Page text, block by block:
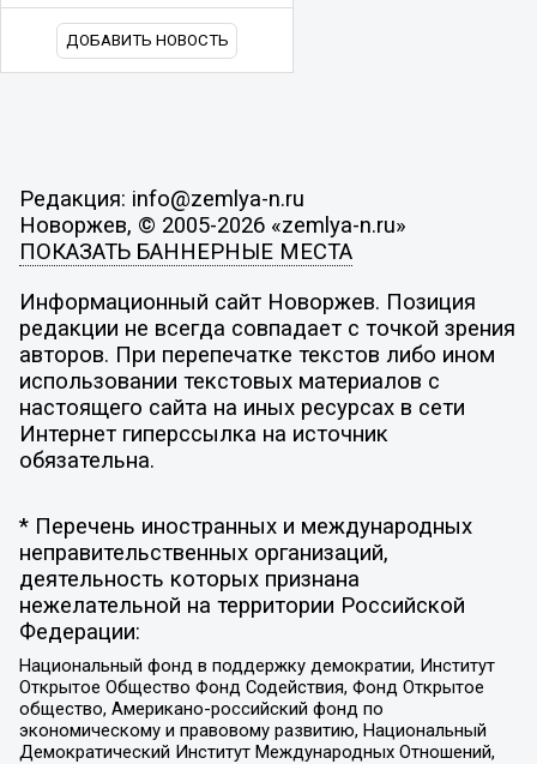
ДОБАВИТЬ НОВОСТЬ
Редакция: info@zemlya-n.ru
Новоржев, © 2005-2026 «zemlya-n.ru»
ПОКАЗАТЬ БАННЕРНЫЕ МЕСТА
Информационный сайт Новоржев. Позиция
редакции не всегда совпадает с точкой зрения
авторов. При перепечатке текстов либо ином
использовании текстовых материалов с
настоящего сайта на иных ресурсах в сети
Интернет гиперссылка на источник
обязательна.
* Перечень иностранных и международных
неправительственных организаций,
деятельность которых признана
нежелательной на территории Российской
Федерации:
Национальный фонд в поддержку демократии, Институт
Открытое Общество Фонд Содействия, Фонд Открытое
общество, Американо-российский фонд по
экономическому и правовому развитию, Национальный
Демократический Институт Международных Отношений,